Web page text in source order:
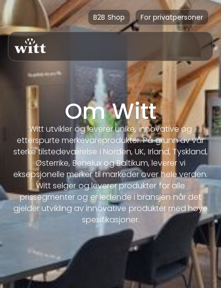
B2B Shop For privatpersoner
Om Witt
Witt utvikler og leverer unike, innovative og
etterspurte merkevareprodukter. På grunn av vår
sterke tilstedeværelse i Norden, UK, Irland, Tyskland,
Østerrike, Benelux og Baltikum, leverer vi
eksepsjonelle merker til markeder over hele verden.
Witt selger og leverer produkter for alle
prissegmenter og er ledende i bransjen når det
gjelder utvikling av innovative produkter med høye
spesifikasjoner.